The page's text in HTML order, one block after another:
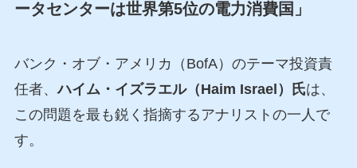
ータセンターは世界第5位の電力消費国」
バンク・オブ・アメリカ（BofA）のテーマ投資責
任者、ハイム・イズラエル（Haim Israel）氏は、
この問題を最も鋭く指摘するアナリストの一人で
す。